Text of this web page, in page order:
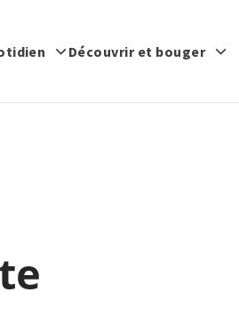
Découvrir et bouger